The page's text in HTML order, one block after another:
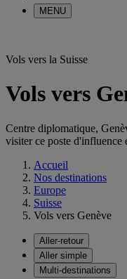
MENU
Vols vers la Suisse
Vols vers
Centre diplomatique,
visiter ce poste d'influence
Accueil
Nos destinations
Europe
Suisse
Vols vers Genève
Aller-retour
Aller simple
Multi-destinations